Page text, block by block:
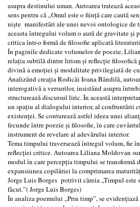
asupra destinului uman. Autoarea tratează
sens pentru că „Omul este o ființă care caută
niște manifestări ale unei nevoi ontologice de
aceasta întregului volum o aură de gravitate și
critica într-o formă de filosofie aplicată
În paginile dedicate volumelor de poezie,
relația subtilă dintre lirism și reflecție filosofică
divină a emoției și modalitate privilegiată de
Analizând creația Rodicăi Ioana Bândilă,
interogativă a versurilor, insistând asupra
structurează discursul liric. În această
un spațiu al dialogului interior, al confruntării
existenței. Se conturează astfel ideea unei
fecunde între poezie și filosofie, în care
instrument de revelare al adevărului interior.
Tema timpului traversează întregul volum, fie
reflecției critice. Autoarea Liliana Moldovan
modul în care percepția timpului se transformă
expansiunea copilăriei la comprimarea
Jorge Luis Borges potrivit căreia „Timpul este
făcut.”( Jorge Luis Borges)
În analiza poemului „Prin timp”, se